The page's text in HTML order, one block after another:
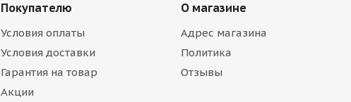
Покупателю
Условия оплаты
Условия доставки
Гарантия на товар
Акции
О магазине
Адрес магазина
Политика
Отзывы